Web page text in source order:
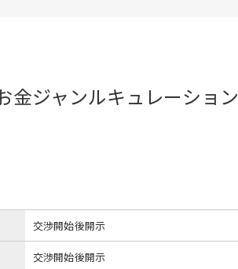
金ジャンルキュレーション
交渉開始後開示
交渉開始後開示